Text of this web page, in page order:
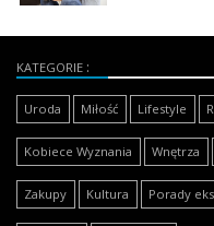
KATEGORIE
Uroda Miłość Lifestyle
Kobiece Wyznania Wnętrza
Zakupy Kultura Porady